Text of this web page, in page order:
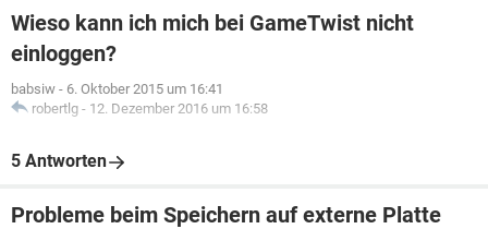
Wieso kann ich mich bei GameTwist nicht
einloggen?
babsiw - 6. Oktober 2015 um 16:41
robertlg - 12. Dezember 2016 um 16:58
5 Antworten
Probleme beim Speichern auf externe Platte